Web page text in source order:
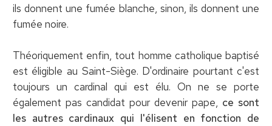
ils donnent une fumée blanche, sinon, ils donnent une
fumée noire.
Théoriquement enfin, tout homme catholique baptisé
est éligible au Saint-Siège. D'ordinaire pourtant c'est
toujours un cardinal qui est élu. On ne se porte
également pas candidat pour devenir pape, ce sont
les autres cardinaux qui l'élisent en fonction de